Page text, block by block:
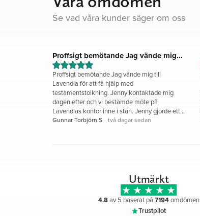
Jag bor i ett hus på landet med min
man Janne och våra busiga schäfrar.
Avkopplingen finns huvudsakligen i
Se vad våra kunder säger om oss
Proffsigt bemötande Jag vände mig...
Proffsigt bemötande Jag vände mig till
Lavendla för att få hjälp med
testamentstolkning. Jenny kontaktade mig
dagen efter och vi bestämde möte på
Lavendlas kontor inne i stan. Jenny gjorde ett
proffsigt intryck när hon fort satte sig in i
Gunnar Torbjörn S · två dagar sedan
Utmärkt
4.8av 5 baserat på 7194omdömen
Trustpilot